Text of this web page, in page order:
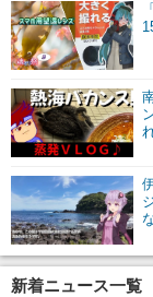
新着ニュース一覧